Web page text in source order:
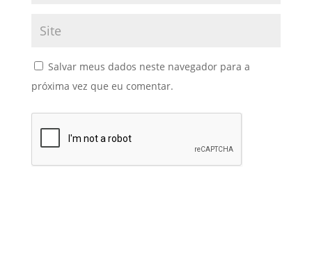
Salvar meus dados neste navegador para a
próxima vez que eu comentar.